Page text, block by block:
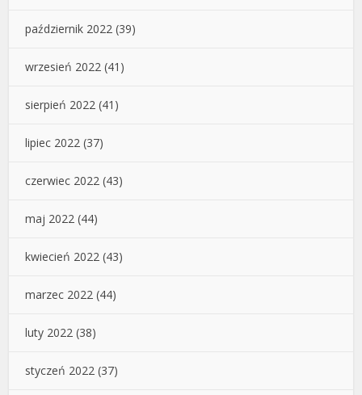
październik 2022 (39)
wrzesień 2022 (41)
sierpień 2022 (41)
lipiec 2022 (37)
czerwiec 2022 (43)
maj 2022 (44)
kwiecień 2022 (43)
marzec 2022 (44)
luty 2022 (38)
styczeń 2022 (37)